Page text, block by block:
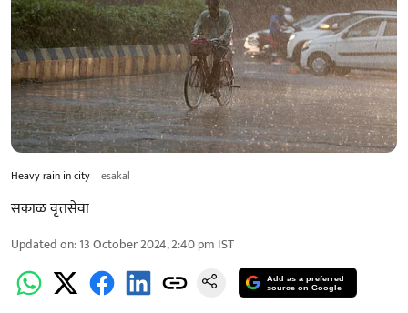
Heavy rain in city esakal
सकाळ वृत्तसेवा
Updated on:13 October 2024, 2:40 pm IST
Add as a preferred
source on Google